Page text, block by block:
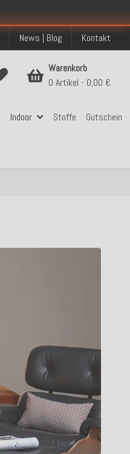
News | Blog Kontakt
Indoor Stoffe Gutschein
Warenkorb
0 Artikel
0,00 €